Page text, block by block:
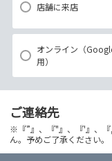
店舗に来店
オンライン（
用）
ご連絡先
※『”』、『"』、『'』、『
ん。予めご了承ください。